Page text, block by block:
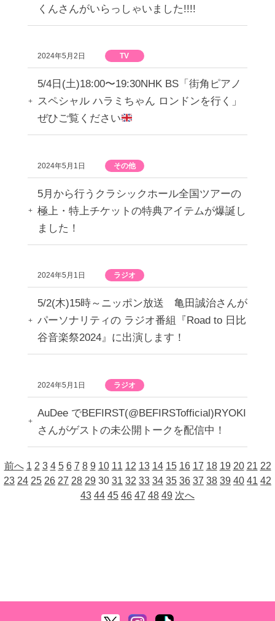
くんさんがいらっしゃいました!!!!
2024年5月2日 TV
5/4日(土)18:00〜19:30NHK BS「街角ピアノ
スペシャル ハラミちゃん ロンドンを行く」
ぜひご覧ください
2024年5月1日 その他
5月から行うクラシックホール全国ツアーの
極上・特上チケットの特典アイテムが爆誕し
ました！
2024年5月1日 ラジオ
5/2(木)15時～ニッポン放送 亀田誠治さんが
パーソナリティの ラジオ番組『Road to 日比
谷音楽祭2024』に出演します！
2024年5月1日 ラジオ
AuDee でBEFIRST(@BEFIRSTofficial)RYOKI
さんがゲストの未公開トークを配信中！
前へ 1 2 3 4 5 6 7 8 9 10 11 12 13 14 15 16 17 18 19 20 21 22
23 24 25 26 27 28 29 30 31 32 33 34 35 36 37 38 39 40 41 42
43 44 45 46 47 48 49 次へ